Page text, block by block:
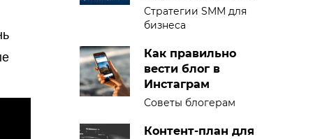
Стратегии SMM для
бизнеса
Как правильно
вести блог в
Инстаграм
Советы блогерам
Контент-план для